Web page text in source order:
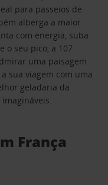
para passeios de
alberga a maior
com energia, suba
o seu pico, a 107
uma paisagem
sua viagem com uma
geladaria da
França